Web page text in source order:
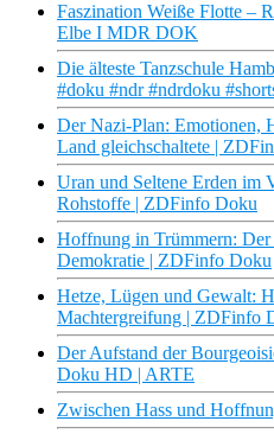
Faszination Weiße Flotte –
Elbe I MDR DOK
Die älteste Tanzschule
#doku #ndr #ndrdoku
Der Nazi-Plan: Emotionen,
Land gleichschaltete |
Uran und Seltene Erden im
Rohstoffe | ZDFinfo Doku
Hoffnung in Trümmern:
Demokratie | ZDFinfo Doku
Hetze, Lügen und Gewalt:
Machtergreifung | ZDFinfo
Der Aufstand der
Doku HD | ARTE
Zwischen Hass und